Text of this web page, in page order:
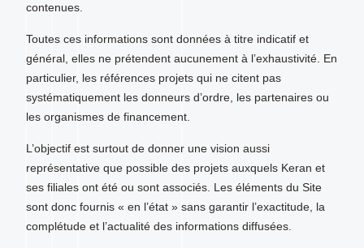
contenues.
Toutes ces informations sont données à titre indicatif et
général, elles ne prétendent aucunement à l’exhaustivité. En
particulier, les références projets qui ne citent pas
systématiquement les donneurs d’ordre, les partenaires ou
les organismes de financement.
L’objectif est surtout de donner une vision aussi
représentative que possible des projets auxquels Keran et
ses filiales ont été ou sont associés. Les éléments du Site
sont donc fournis « en l’état » sans garantir l’exactitude, la
complétude et l’actualité des informations diffusées.